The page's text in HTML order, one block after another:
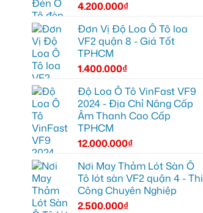
4.200.000₫
Đơn Vị Độ Loa Ô Tô loa
VF2 quận 8 - Giá Tốt
TPHCM
1.400.000₫
Độ Loa Ô Tô VinFast VF9
2024 - Địa Chỉ Nâng Cấp
Âm Thanh Cao Cấp
TPHCM
12.000.000₫
Nơi May Thảm Lót Sàn Ô
Tô lót sàn VF2 quận 4 - Thi
Công Chuyên Nghiệp
2.500.000₫